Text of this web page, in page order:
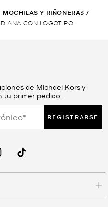
MOCHILAS Y RIÑONERAS /
CON LOGOTIPO
de Michael Kors y
tu primer pedido.
REGISTRARSE